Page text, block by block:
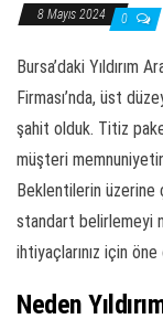
8 Mayıs 2024 0
Bursa’daki Yıldırım
Firması’nda, üst
şahit olduk. Titiz
müşteri
Beklentilerin üzerine
standart belirlemeyi
ihtiyaçlarınız için
Neden